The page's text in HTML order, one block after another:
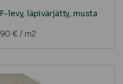
levy, läpivärjätty, musta
€ / m2